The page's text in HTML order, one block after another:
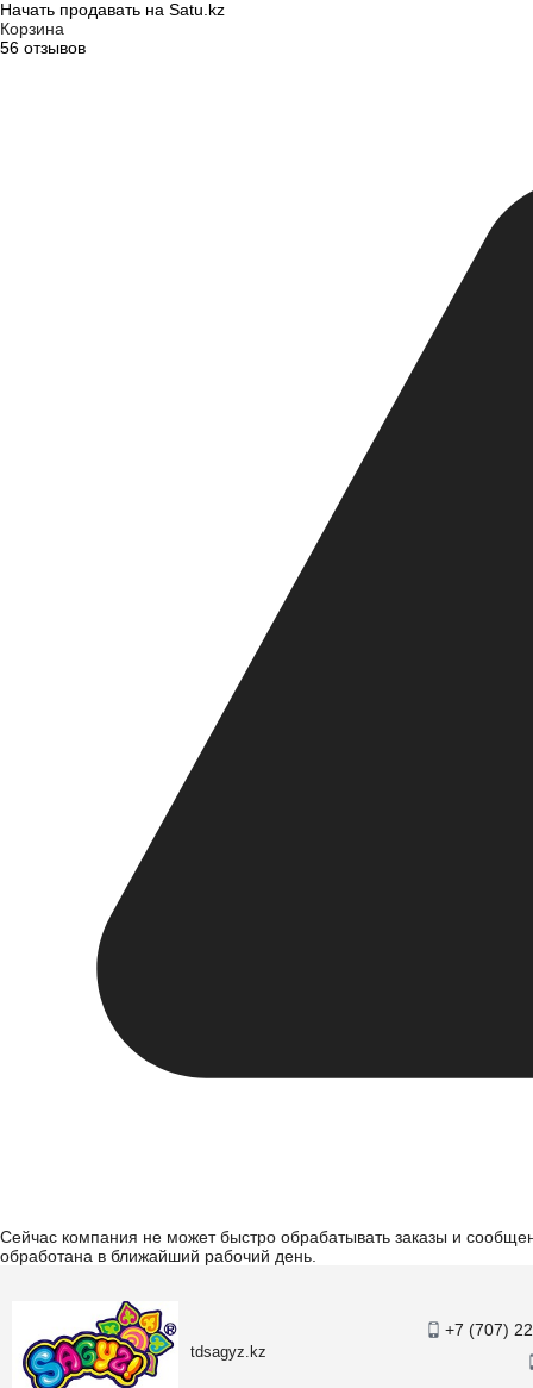
Начать продавать на Satu.kz
Корзина
56 отзывов
Сейчас компания не может быстро обрабатывать заказы и
обработана в ближайший рабочий день.
tdsagyz.kz
+7 (707)